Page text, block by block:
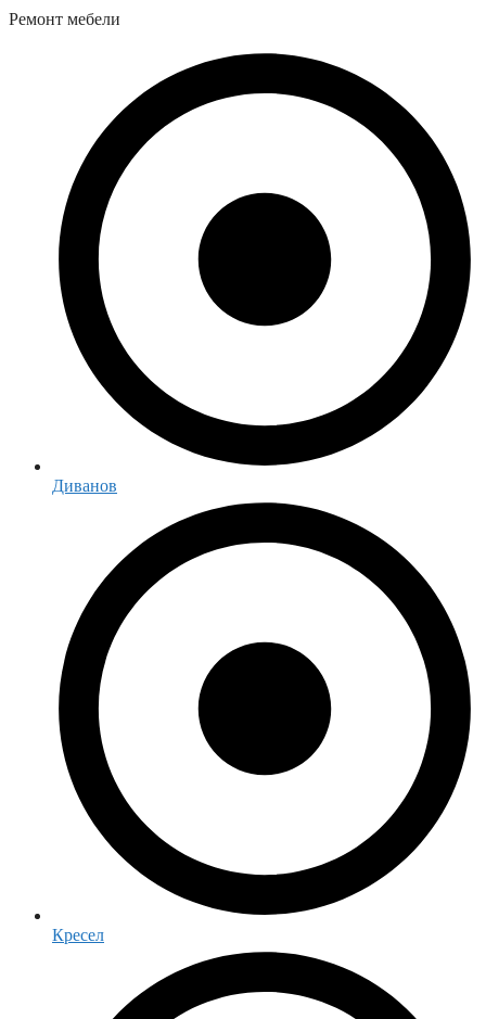
Ремонт мебели
Диванов
Кресел